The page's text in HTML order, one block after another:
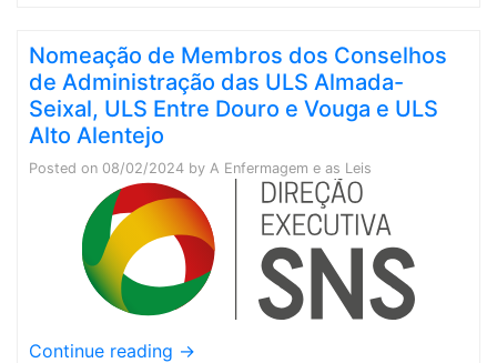
Nomeação de Membros dos Conselhos
de Administração das ULS Almada-
Seixal, ULS Entre Douro e Vouga e ULS
Alto Alentejo
Posted on 08/02/2024 by A Enfermagem e as Leis
Continue reading →